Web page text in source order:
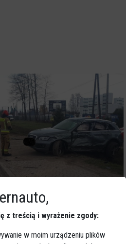
z treścią i wyrażenie zgody:
w moim urządzeniu plików